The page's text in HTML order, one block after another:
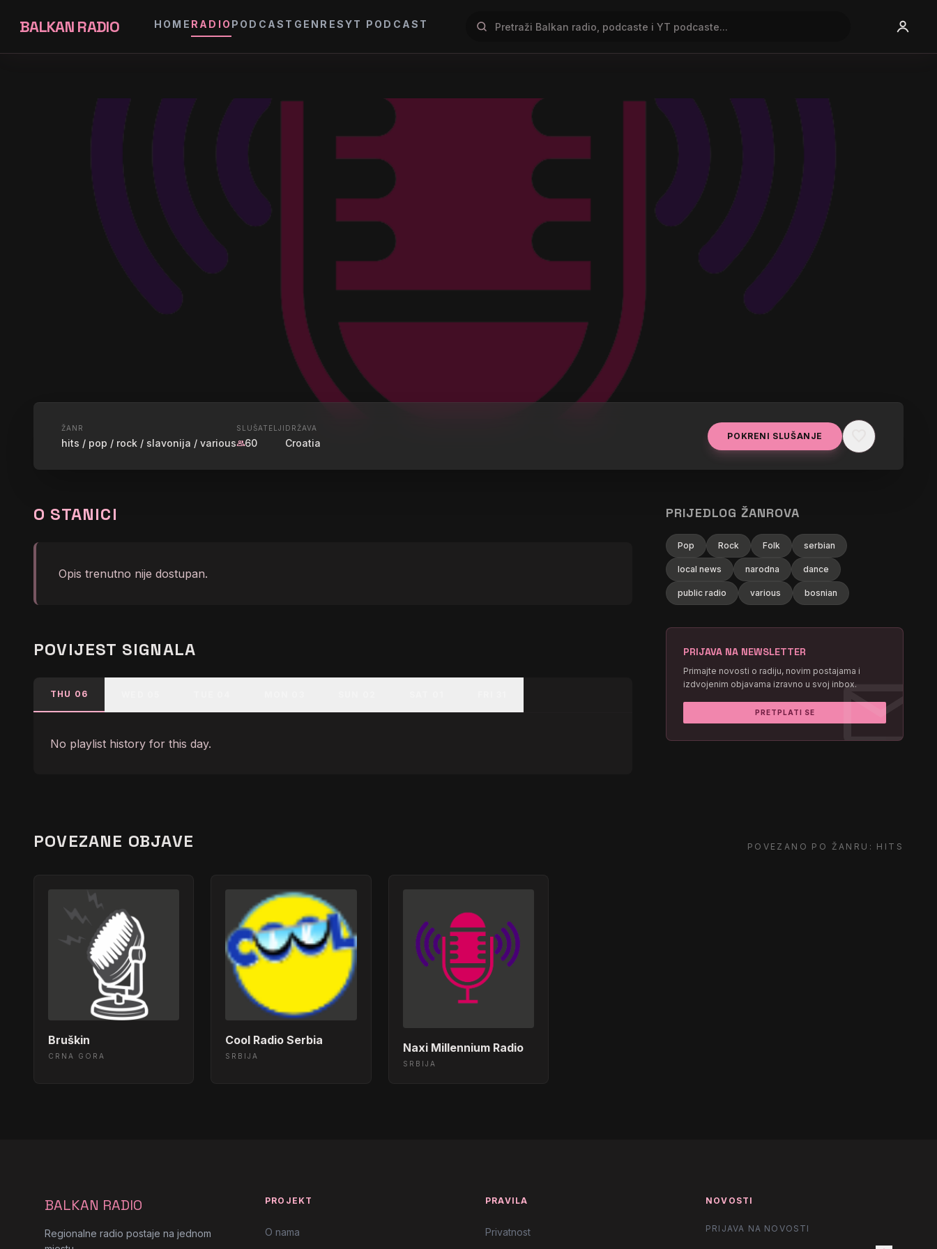
BALKAN RADIO HOME RADIO PODCAST GENRESYT PODCAST
UŽIVO
ŽANR
hits / pop / rock / slavonija / various
SLUŠATELJI
group60
DRŽAVA
Croatia
POKRENI SLUŠANJE
O STANICI
Opis trenutno nije dostupan.
POVIJEST SIGNALA
THU 06
No playlist history for this day.
PRIJEDLOG ŽANROVA
Pop Rock Folk serbian
local news narodna dance
public radio various bosnian
mail
PRIJAVA NA NEWSLETTER
Primajte novosti o radiju, novim postajama i
izdvojenim objavama izravno u svoj inbox.
PRETPLATI SE
POVEZANE OBJAVE POVEZANO PO ŽANRU: HITS
Bruškin
CRNA GORA
Cool Radio Serbia
SRBIJA
Naxi Millennium Radio
SRBIJA
BALKAN RADIO
Regionalne radio postaje na jednom
PROJEKT
O nama
PRAVILA
Privatnost
NOVOSTI
PRIJAVA NA NOVOSTI